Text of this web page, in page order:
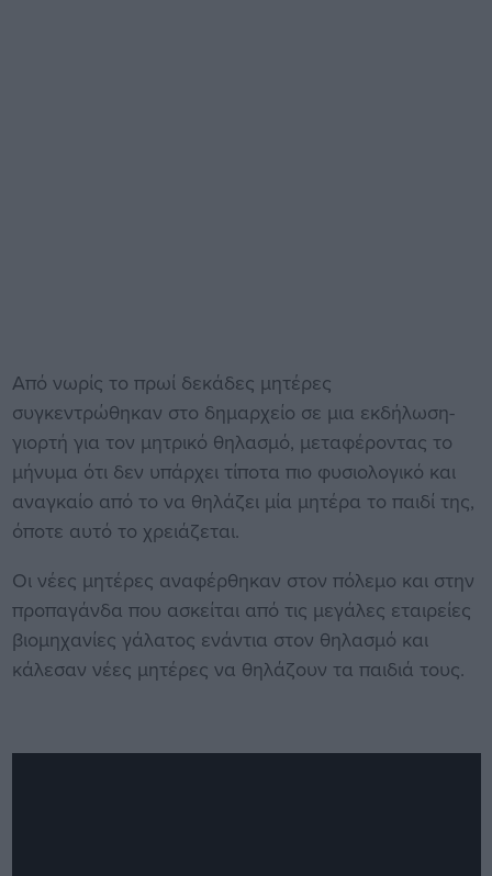
Από νωρίς το πρωί δεκάδες μητέρες
συγκεντρώθηκαν στο δημαρχείο σε μια εκδήλωση-
γιορτή για τον μητρικό θηλασμό, μεταφέροντας το
μήνυμα ότι δεν υπάρχει τίποτα πιο φυσιολογικό και
αναγκαίο από το να θηλάζει μία μητέρα το παιδί της,
όποτε αυτό το χρειάζεται.
Οι νέες μητέρες αναφέρθηκαν στον πόλεμο και στην
προπαγάνδα που ασκείται από τις μεγάλες εταιρείες
βιομηχανίες γάλατος ενάντια στον θηλασμό και
κάλεσαν νέες μητέρες να θηλάζουν τα παιδιά τους.